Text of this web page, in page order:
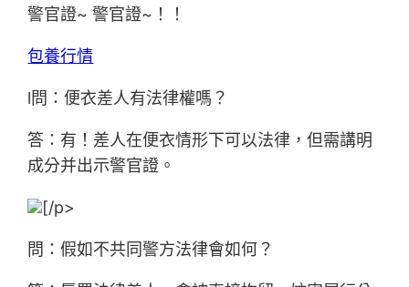
警官證~ 警官證~！！
包養行情
l問：便衣差人有法律權嗎？
答：有！差人在便衣情形下可以法律，但需講明
成分并出示警官證。
[/p>
問：假如不共同警方法律會如何？